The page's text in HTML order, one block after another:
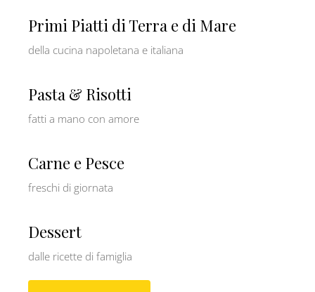
Primi Piatti di Terra e di Mare
della cucina napoletana e italiana
Pasta & Risotti
fatti a mano con amore
Carne e Pesce
freschi di giornata
Dessert
dalle ricette di famiglia